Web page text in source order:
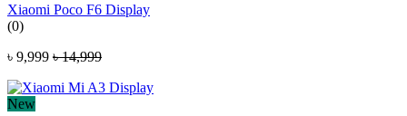
Xiaomi Poco F6 Display
(0)
৳ 9,999 ৳ 14,999
New